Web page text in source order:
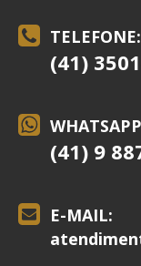
TELEFONE:
(41)
(41) 9
E-MAIL: